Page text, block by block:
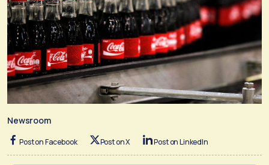
Newsroom
Post on Facebook Post on X Post on LinkedIn